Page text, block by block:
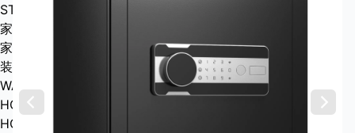
STATIONARY
家居用品
家用投影仪/家庭影院
装饰灯
WASHINHG MACHINE BASE
HOME TOOLS
HOME TOOLS